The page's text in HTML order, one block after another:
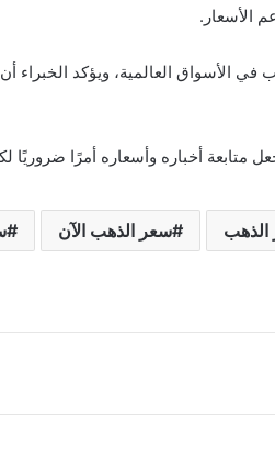
الأسعار.
في الأسواق العالمية، ويؤكد
متابعة أخباره وأسعاره أمرًا ضروريًا
سعر الذهب الآن